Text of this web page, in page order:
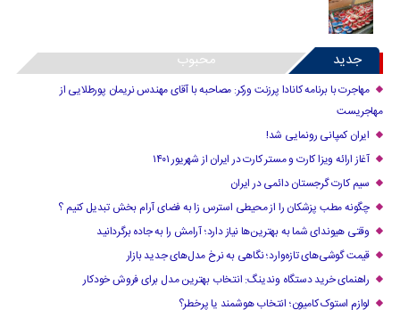
جدید محبوب
مهاجرت با برنامه کانادا پرزنت ورکر: مصاحبه با آقای مهندس نریمان پورطلایی از
مهاجریست
ایران کمپانی رونمایی شد!
آغاز ارائه ویزا کارت و مستر کارت در ایران از شهریور ۱۴۰۱
سیم کارت گرجستان دائمی در ایران
چگونه مطب پزشکان را از محیطی استرس زا به فضای آرام بخش تبدیل کنیم ؟
وقتی هیوندای شما به بهترین‌ها نیاز دارد؛ آرامش را به جاده برگردانید
قیمت گوشی‌های تازه‌وارد؛ نگاهی به نرخ مدل‌های جدید بازار
راهنمای خرید دستگاه وندینگ: انتخاب بهترین مدل برای فروش خودکار
لوازم استوک کامیون؛ انتخاب هوشمند یا پرخطر؟